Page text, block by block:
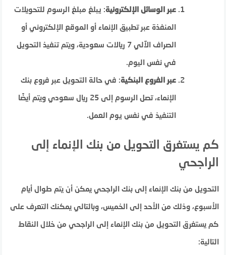
عبر الوسائل الإلكترونية: يبلغ مبلغ الرسوم للتحويلات
المنفذة عبر تطبيق الإنماء أو الموقع الإلكتروني أو
الصراف الآلي 7 ريالات سعودية، ويتم تنفيذ التحويل
في نفس اليوم.
عبر الفروع البنكية: في حالة التحويل عبر فروع بنك
الإنماء، تصل الرسوم إلى 25 ريال سعودي ويتم أيضًا
التنفيذ في نفس يوم العمل.
كم يستغرق التحويل من بنك الإنماء إلى
الراجحي
التحويل من بنك الإنماء إلى بنك الراجحي يمكن أن يتم طوال أيام
الأسبوع، وذلك من الأحد إلى الخميس، وبالتالي يمكنك التعرف على
كم يستغرق التحويل من بنك الإنماء إلى الراجحي من خلال النقاط
التالية: